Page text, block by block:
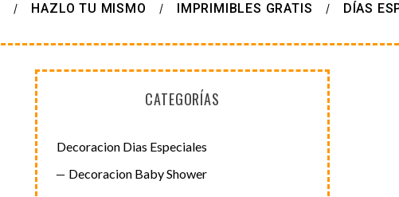
HAZLO TU MISMO IMPRIMIBLES GRATIS DÍAS
CATEGORÍAS
Decoracion Dias Especiales
Decoracion Baby Shower